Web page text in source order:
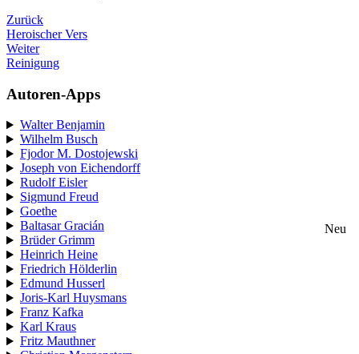
Zurück
Heroischer Vers
Weiter
Reinigung
Autoren-Apps
Walter Benjamin
Wilhelm Busch
Fjodor M. Dostojewski
Joseph von Eichendorff
Rudolf Eisler
Sigmund Freud
Goethe
Baltasar Gracián
Neu
Brüder Grimm
Heinrich Heine
Friedrich Hölderlin
Edmund Husserl
Joris-Karl Huysmans
Franz Kafka
Karl Kraus
Fritz Mauthner